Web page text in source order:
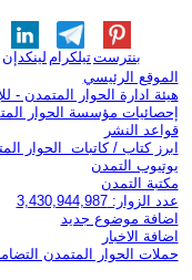
لينكدإن تيلكرامبنترست
الموقع الرئيسي
هيئة ادارة الحوار المتمدن -
إحصائيات مؤسسة الحوار
قواعد النشر
ابرز كتاب / كاتبات الحوار
يوتيوب التمدن
مكتبة التمدن
عدد الزوار: 3,430,944,987
اضافة موضوع جديد
اضافة الاخبار
حملات الحوار المتمدن